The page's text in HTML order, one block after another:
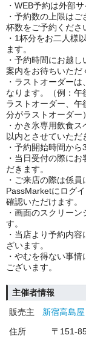
・WEB予約は外部
・予約数の上限は
杯数をご予約くださ
・1杯分をお二人様
ます。
・予約時間にお越
案内をお待ちいただ
・ラストオーダー
なります。（例：
ラストオーダー、
分がラストオーダー）
・かき氷専用飲食
以内とさせていただ
・予約開始時間から
・当日受付の際に
だきます。
・ご来店の際は係
PassMarketにログ
確認いただけます。
・画面のスクリー
す。
・当店より予約内
ざいます。
・やむを得ない事
ございます。
主催者情報
販売主
新宿高島屋
住所
〒151-